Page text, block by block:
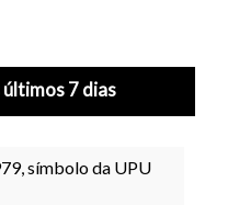
7 dias
símbolo da UPU